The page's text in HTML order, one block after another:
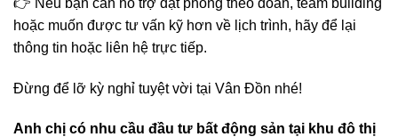
hoặc muốn được tư vấn kỹ hơn về lịch trình, hãy để lại
thông tin hoặc liên hệ trực tiếp.
Đừng để lỡ kỳ nghỉ tuyệt vời tại Vân Đồn nhé!
Anh chị có nhu cầu đầu tư bất động sản tại khu đô thị